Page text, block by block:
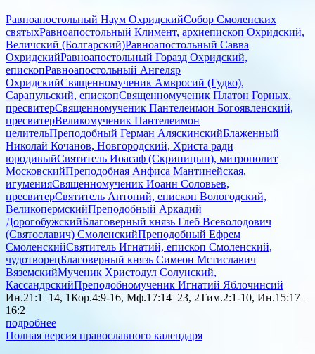
Равноапостольный Наум ОхридскийСобор Смоленских
святыхРавноапостольный Климент, архиепископ Охридский,
Величский (Болгарский)Равноапостольный Савва
ОхридскийРавноапостольный Горазд Охридский,
епископРавноапостольный Ангеляр
ОхридскийСвященномученик Амвросий (Гудко),
Сарапульский, епископСвященномученик Платон Горных,
пресвитерСвященномученик Пантелеимон Богоявленский,
пресвитерВеликомученик Пантелеимон
целительПреподобный Герман АляскинскийБлаженный
Николай Кочанов, Новгородский, Христа ради
юродивыйСвятитель Иоасаф (Скрипицын), митрополит
МосковскийПреподобная Анфиса Мантинейская,
игуменияСвященномученик Иоанн Соловьев,
пресвитерСвятитель Антоний, епископ Вологодский,
ВеликопермскийПреподобный Аркадий
ДорогобужскийБлаговерный князь Глеб Всеволодович
(Святославич) СмоленскийПреподобный Ефрем
СмоленскийСвятитель Игнатий, епископ Смоленский,
чудотворецБлаговерный князь Симеон Мстиславич
ВяземскийМученик Христодул Солунский,
КассандрскийПреподобномученик Игнатий Яблочинсий
Ин.21:1–14, 1Кор.4:9-16, Мф.17:14–23, 2Тим.2:1-10, Ин.15:17–
16:2
подробнее
Полная версия православного календаря